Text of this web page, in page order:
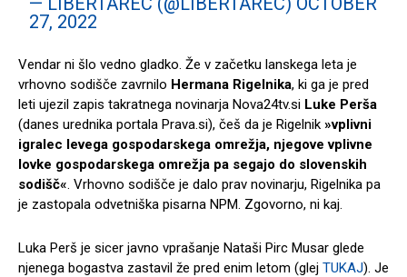
27, 2022
Vendar ni šlo vedno gladko. Že v začetku lanskega leta je
vrhovno sodišče zavrnilo Hermana Rigelnika, ki ga je pred
leti ujezil zapis takratnega novinarja Nova24tv.si Luke Perša
(danes urednika portala Prava.si), češ da je Rigelnik »vplivni
igralec levega gospodarskega omrežja, njegove vplivne
lovke gospodarskega omrežja pa segajo do slovenskih
sodišč« . Vrhovno sodišče je dalo prav novinarju, Rigelnika pa
je zastopala odvetniška pisarna NPM. Zgovorno, ni kaj.
Luka Perš je sicer javno vprašanje Nataši Pirc Musar glede
njenega bogastva zastavil že pred enim letom (glej TUKAJ). Je